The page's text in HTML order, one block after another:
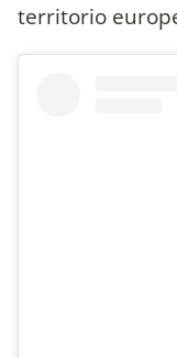
territorio